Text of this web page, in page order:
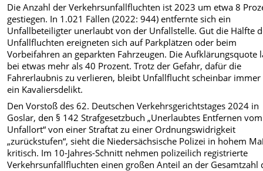
Die Anzahl der Verkehrsunfallfluchten ist 2023 um etwa 8
gestiegen. In 1.021 Fällen (2022: 944) entfernte sich ein
Unfallbeteiligter unerlaubt von der Unfallstelle. Gut die Hälfte
Unfallfluchten ereigneten sich auf Parkplätzen oder beim
Vorbeifahren an geparkten Fahrzeugen. Die Aufklärungsquote
bei etwas mehr als 40 Prozent. Trotz der Gefahr, dafür die
Fahrerlaubnis zu verlieren, bleibt Unfallflucht scheinbar immer
ein Kavaliersdelikt.
Den Vorstoß des 62. Deutschen Verkehrsgerichtstages 2024 in
Goslar, den § 142 Strafgesetzbuch „Unerlaubtes Entfernen vom
Unfallort“ von einer Straftat zu einer Ordnungswidrigkeit
„zurückstufen“, sieht die Niedersächsische Polizei in hohem
kritisch. Im 10-Jahres-Schnitt nehmen polizeilich registrierte
Verkehrsunfallfluchten einen großen Anteil an der Gesamtzahl